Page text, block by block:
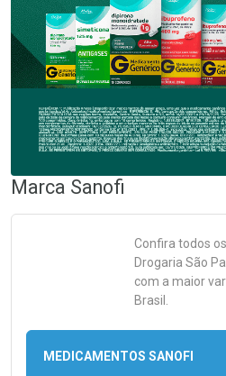
Marca Sanofi
Confira todos
Drogaria São
com a maior
Brasil.
MEDICAMENTOS SANOFI